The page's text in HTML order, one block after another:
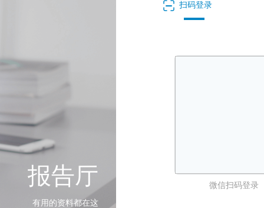
报告厅
有用的资料都在这
扫码登录
微信扫码登录